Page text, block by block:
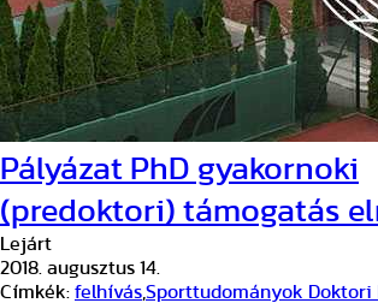
Pályázat PhD gyakornoki
(predoktori) támogatás
Lejárt
2018. augusztus 14.
Címkék: felhívásSporttudományok Doktori